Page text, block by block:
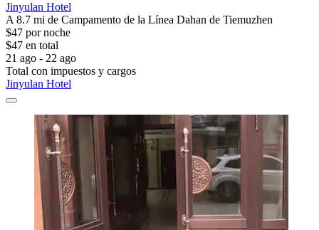
Jinyulan Hotel
A 8.7 mi de Campamento de la Línea Dahan de Tiemuzhen
$47 por noche
$47 en total
21 ago - 22 ago
Total con impuestos y cargos
Jinyulan Hotel